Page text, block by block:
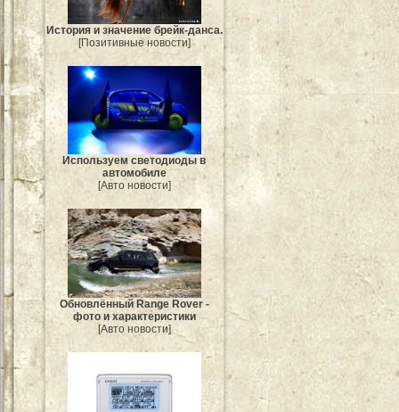
История и значение брейк-данса.
[Позитивные новости]
Используем светодиоды в
автомобиле
[Авто новости]
Обновлённый Range Rover -
фото и характеристики
[Авто новости]